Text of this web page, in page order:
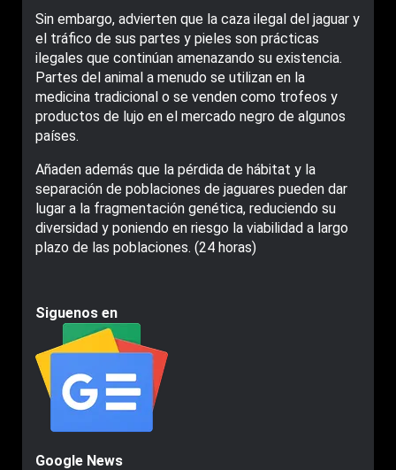
Sin embargo, advierten que la caza ilegal del jaguar y
el tráfico de sus partes y pieles son prácticas
ilegales que continúan amenazando su existencia.
Partes del animal a menudo se utilizan en la
medicina tradicional o se venden como trofeos y
productos de lujo en el mercado negro de algunos
países.
Añaden además que la pérdida de hábitat y la
separación de poblaciones de jaguares pueden dar
lugar a la fragmentación genética, reduciendo su
diversidad y poniendo en riesgo la viabilidad a largo
plazo de las poblaciones. (24 horas)
Siguenos en
Google News